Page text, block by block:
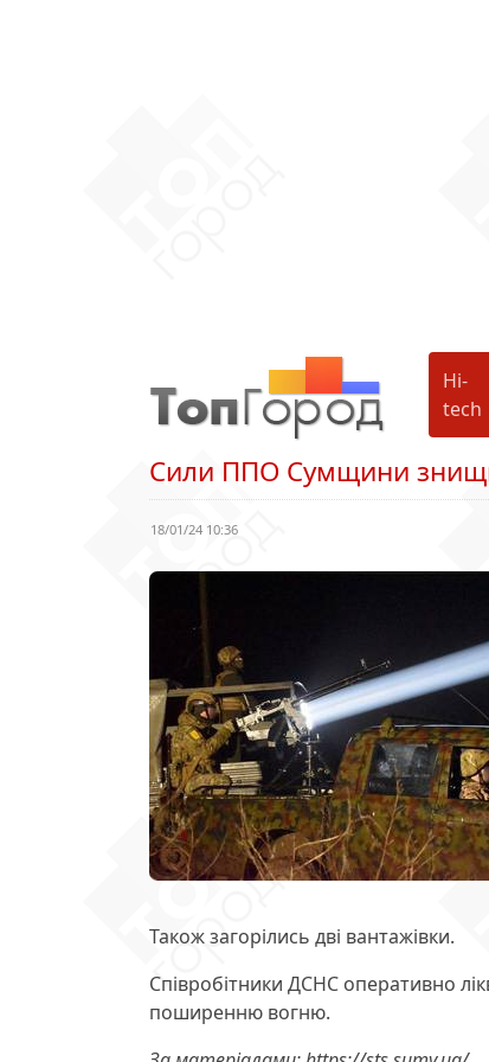
Hi-
tech
Сили ППО Сумщини
18/01/24 10:36
Також загорілись дві вантажівки.
Співробітники ДСНС оперативно
поширенню вогню.